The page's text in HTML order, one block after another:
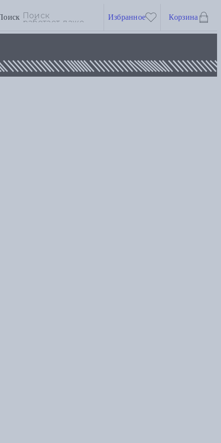
Избранное Корзина